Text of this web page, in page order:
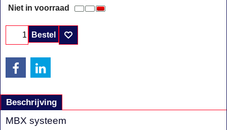
Niet in voorraad
Bestel
Beschrijving
MBX systeem